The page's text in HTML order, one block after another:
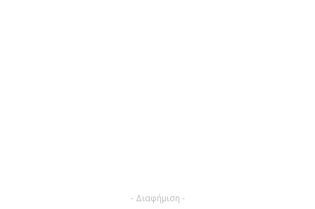
- Διαφήμιση -